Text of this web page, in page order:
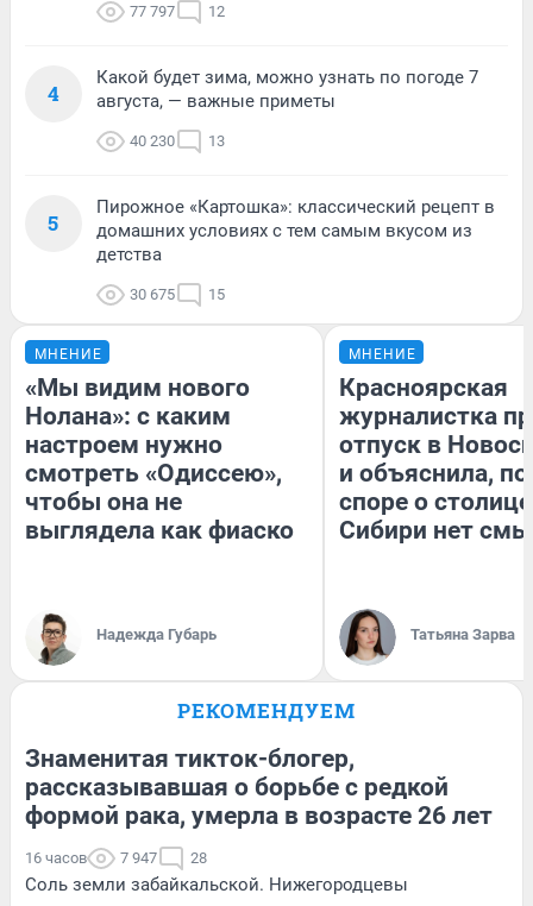
77 797 12
4
Какой будет зима, можно узнать по погоде 7
августа, — важные приметы
40 230 13
5
Пирожное «Картошка»: классический рецепт в
домашних условиях с тем самым вкусом из
детства
30 675 15
МНЕНИЕ
«Мы видим нового
Нолана»: с каким
настроем нужно
смотреть «Одиссею»,
чтобы она не
выглядела как фиаско
Надежда Губарь
МНЕНИЕ
Красноярская
журналистка
отпуск в
и объяснила,
споре о столице
Сибири нет
Татьяна Зарва
РЕКОМЕНДУЕМ
Знаменитая тикток-блогер,
рассказывавшая о борьбе с редкой
формой рака, умерла в возрасте 26 лет
16 часов 7 947 28
Соль земли забайкальской. Нижегородцевы